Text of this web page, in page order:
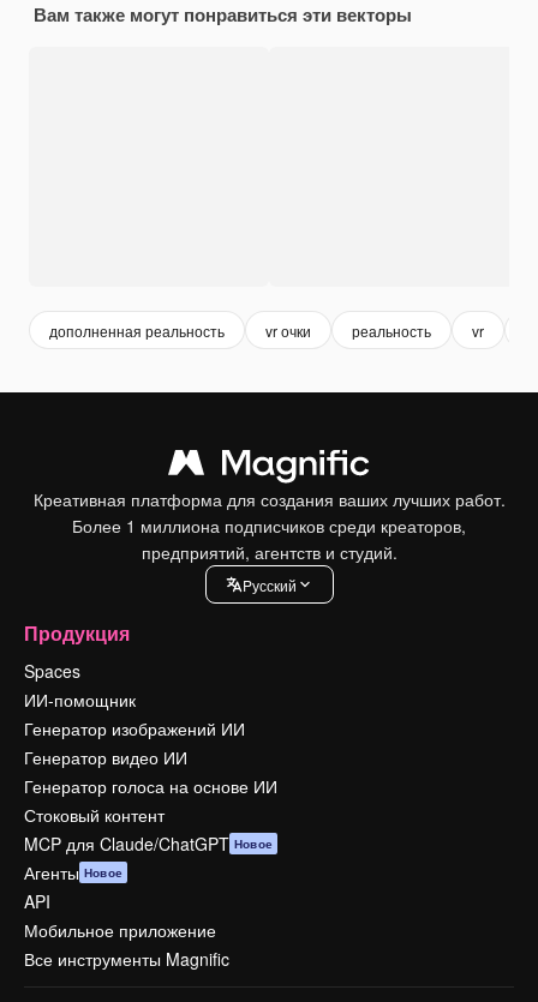
Вам также могут понравиться эти векторы
дополненная реальность vr очки реальность vr
Креативная платформа для создания ваших лучших работ.
Более 1 миллиона подписчиков среди креаторов,
предприятий, агентств и студий.
Pусский
Продукция
Spaces
ИИ-помощник
Генератор изображений ИИ
Генератор видео ИИ
Генератор голоса на основе ИИ
Стоковый контент
MCP для Claude/ChatGPT Новое
Агенты Новое
API
Мобильное приложение
Все инструменты Magnific